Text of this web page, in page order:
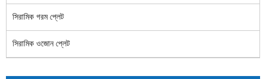
সিরামিক গরম প্লেট
সিরামিক ওজোন প্লেট